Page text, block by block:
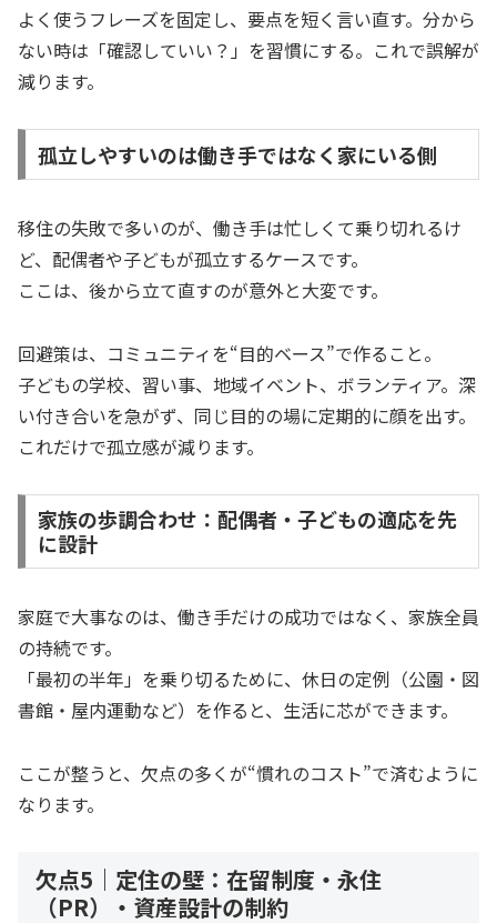
よく使うフレーズを固定し、要点を短く言い直す。分から
ない時は「確認していい？」を習慣にする。これで誤解が
減ります。
孤立しやすいのは働き手ではなく家にいる側
移住の失敗で多いのが、働き手は忙しくて乗り切れるけ
ど、配偶者や子どもが孤立するケースです。
ここは、後から立て直すのが意外と大変です。
回避策は、コミュニティを“目的ベース”で作ること。
子どもの学校、習い事、地域イベント、ボランティア。深
い付き合いを急がず、同じ目的の場に定期的に顔を出す。
これだけで孤立感が減ります。
家族の歩調合わせ：配偶者・子どもの適応を先
に設計
家庭で大事なのは、働き手だけの成功ではなく、家族全員
の持続です。
「最初の半年」を乗り切るために、休日の定例（公園・図
書館・屋内運動など）を作ると、生活に芯ができます。
ここが整うと、欠点の多くが“慣れのコスト”で済むように
なります。
欠点5｜定住の壁：在留制度・永住
（PR）・資産設計の制約